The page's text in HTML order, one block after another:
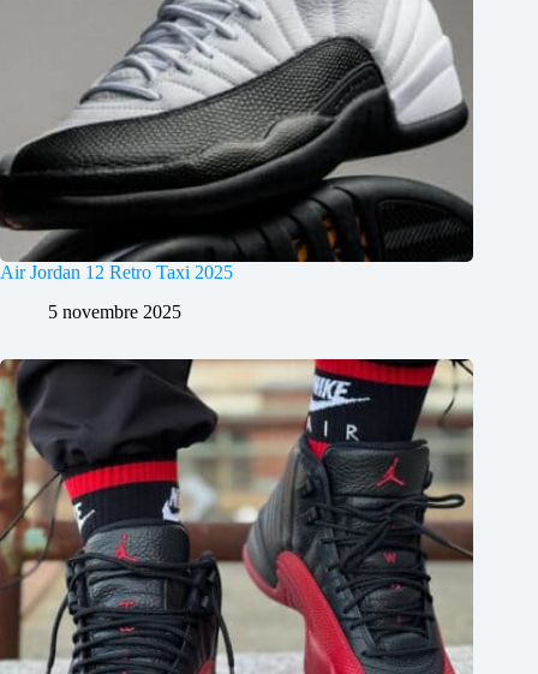
Air Jordan 12 Retro Taxi 2025
5 novembre 2025